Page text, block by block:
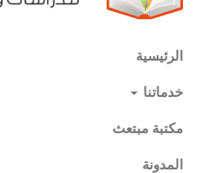
الرئيسية
خدماتنا
مكتبة مبتعث
المدونة